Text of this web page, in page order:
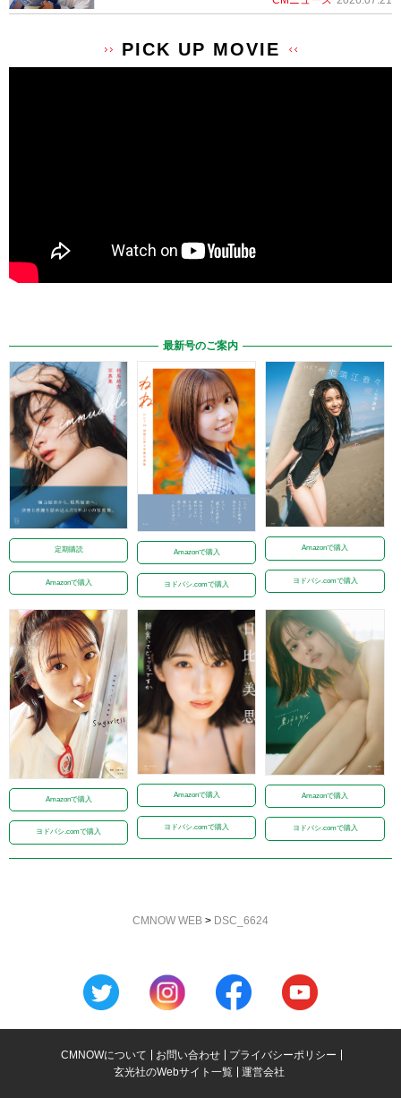
PICK UP MOVIE
最新号のご案内
定期購読
Amazonで購入
Amazonで購入
ヨドバシ.comで購入
Amazonで購入
ヨドバシ.comで購入
Amazonで購入
ヨドバシ.comで購入
Amazonで購入
ヨドバシ.comで購入
Amazonで購入
ヨドバシ.comで購入
CMNOW WEB > DSC_6624
CMNOWについて お問い合わせ
プライバシーポリシー
玄光社のWebサイト一覧
運営会社